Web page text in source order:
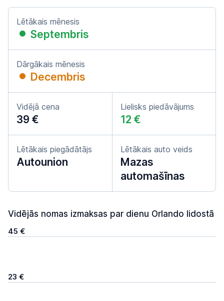
Lētākais mēnesis
Septembris
Dārgākais mēnesis
Decembris
Vidējā cena
39 €
Lielisks piedāvājums
12 €
Lētākais piegādātājs
Autounion
Lētākais auto veids
Mazas
automašīnas
Vidējās nomas izmaksas par dienu Orlando lidostā
45 €
23 €